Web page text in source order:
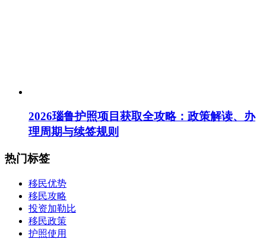
2026瑙鲁护照项目获取全攻略：政策解读、办
理周期与续签规则
热门标签
移民优势
移民攻略
投资加勒比
移民政策
护照使用